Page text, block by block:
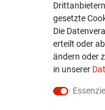
gesetzte
Die
erteilt oder
ändern oder
in unserer
Essenziell